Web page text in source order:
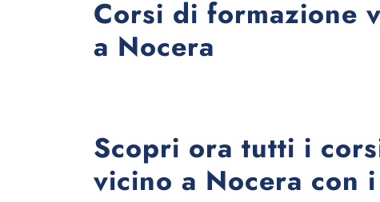
Corsi di formazione
a Nocera
Scopri ora tutti i
vicino a Nocera con